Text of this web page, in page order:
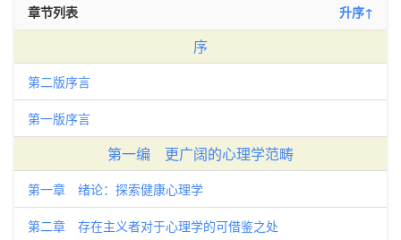
章节列表 升序↑
序
第二版序言
第一版序言
第一编 更广阔的心理学范畴
第一章 绪论：探索健康心理学
第二章 存在主义者对于心理学的可借鉴之处